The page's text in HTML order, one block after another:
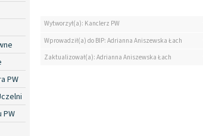
PW
PW
Wytworzył(a): Kanclerz PW
Wprowadził(a) do BIP: Adrianna Aniszewska Łach
Zaktualizował(a): Adrianna Aniszewska Łach